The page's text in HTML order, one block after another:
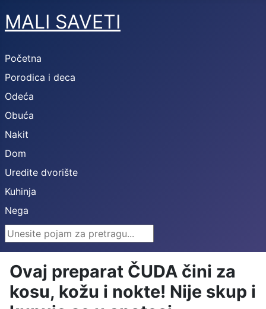
MALI SAVETI
Početna
Porodica i deca
Odeća
Obuća
Nakit
Dom
Uredite dvorište
Kuhinja
Nega
Search ...
Ovaj preparat ČUDA čini za
kosu, kožu i nokte! Nije skup i